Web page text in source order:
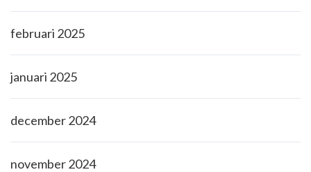
februari 2025
januari 2025
december 2024
november 2024